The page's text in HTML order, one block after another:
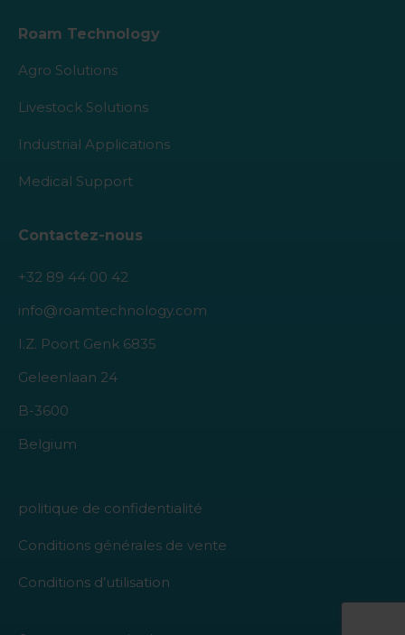
Roam Technology
Agro Solutions
Livestock Solutions
Industrial Applications
Medical Support
Contactez-nous
+32 89 44 00 42
info@roamtechnology.com
I.Z. Poort Genk 6835
Geleenlaan 24
B-3600
Belgium
politique de confidentialité
Conditions générales de vente
Conditions d’utilisation